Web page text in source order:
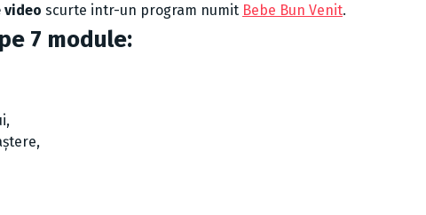
video scurte intr-un program numit Bebe Bun Venit.
7 module: